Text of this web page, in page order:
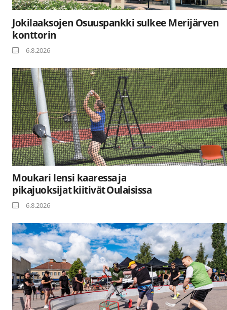
Jokilaaksojen Osuuspankki sulkee Merijärven
konttorin
6.8.2026
Moukari lensi kaaressa ja
pikajuoksijat kiitivät Oulaisissa
6.8.2026